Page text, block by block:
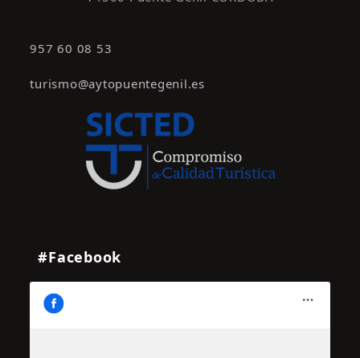
957 60 08 53
turismo@aytopuentegenil.es
#Facebook